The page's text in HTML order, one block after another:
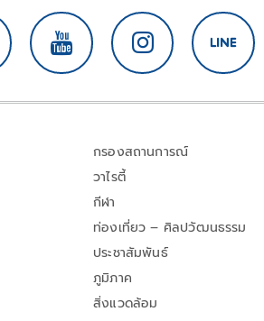
กรองสถานการณ์
วาไรตี้
กีฬา
ท่องเที่ยว – ศิลปวัฒนธรรม
ประชาสัมพันธ์
ภูมิภาค
สิ่งแวดล้อม